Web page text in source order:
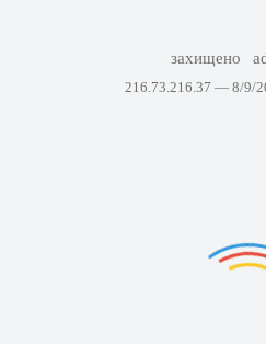
захищено
216.73.216.37 — 8/9/